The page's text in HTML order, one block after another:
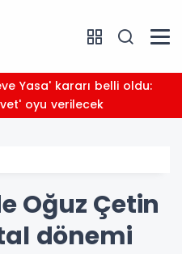
oyu verilecek
Oğuz Çetin
dönemi